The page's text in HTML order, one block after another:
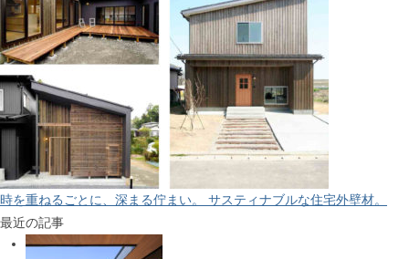
時を重ねるごとに、深まる佇まい。 サスティナブルな住宅外壁材。
最近の記事